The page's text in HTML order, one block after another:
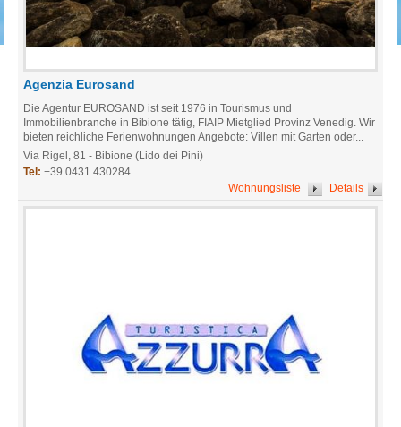
Agenzia Eurosand
Die Agentur EUROSAND ist seit 1976 in Tourismus und
Immobilienbranche in Bibione tätig, FIAIP Mietglied Provinz Venedig. Wir
bieten reichliche Ferienwohnungen Angebote: Villen mit Garten oder...
Via Rigel, 81 - Bibione (Lido dei Pini)
Tel: +39.0431.430284
Details
Wohnungsliste